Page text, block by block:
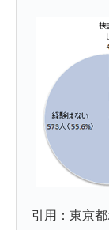
引用：東京